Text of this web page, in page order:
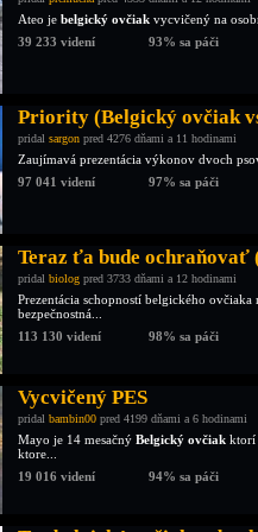
Ateo je belgický ovčiak vycvičený na
39 233 videní
93% sa páči
Priority (Belgický ovčiak
pridal sargon pred 4276 dňami a 11 hodinami
Zaujímavá prezentácia výkonov dvoch
97 041 videní
97% sa páči
Teraz ťa bude ochraňovať
pridal biolog pred 3733 dňami a 12 hodinami
Prezentácia schopností belgického
bezpečnostná...
113 130 videní
98% sa páči
Vycvičený PES
pridal bambin00 pred 4199 dňami a 6 hodinami
Mayo je 14 mesačný Belgický ovčiak ktorí
ktore...
19 016 videní
94% sa páči